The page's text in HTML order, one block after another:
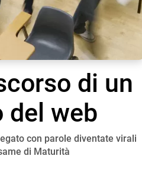
di un
del web
con parole diventate virali
di Maturità